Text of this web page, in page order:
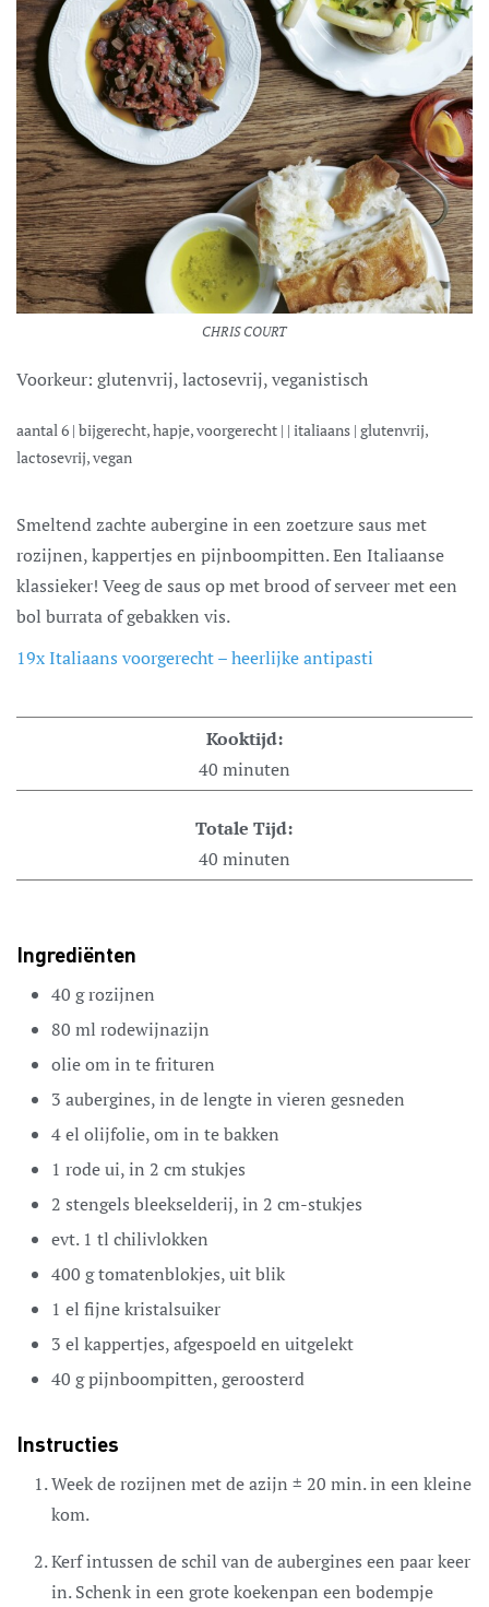
CHRIS COURT
Voorkeur: glutenvrij, lactosevrij, veganistisch
aantal 6 | bijgerecht, hapje, voorgerecht | | italiaans | glutenvrij,
lactosevrij, vegan
Smeltend zachte aubergine in een zoetzure saus met
rozijnen, kappertjes en pijnboompitten. Een Italiaanse
klassieker! Veeg de saus op met brood of serveer met een
bol burrata of gebakken vis.
19x Italiaans voorgerecht – heerlijke antipasti
Kooktijd:
40 minuten
Totale Tijd:
40 minuten
Ingrediënten
40 grozijnen
80 ml rodewijnazijn
olie om in te frituren
3 aubergines,in de lengte in vieren gesneden
4el olijfolie,om in te bakken
1 rode ui,in 2 cm stukjes
2 stengels bleekselderij,in 2 cm-stukjes
evt. 1 tl chilivlokken
400 gtomatenblokjes,uit blik
1 el fijne kristalsuiker
3 el kappertjes,afgespoeld en uitgelekt
40 gpijnboompitten,geroosterd
Instructies
Week de rozijnen met de azijn ± 20 min. in een kleine
kom.
Kerf intussen de schil van de aubergines een paar keer
in. Schenk in een grote koekenpan een bodempje